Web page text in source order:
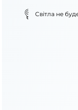
Світла не